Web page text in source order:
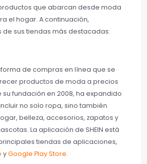
que abarcan desde moda
el hogar. A continuación,
sus tiendas más destacadas:
de compras en línea que se
productos de moda a precios
fundación en 2008, ha expandido
no solo ropa, sino también
belleza, accesorios, zapatos y
La aplicación de SHEIN está
tiendas de aplicaciones,
yGoogle Play Store.